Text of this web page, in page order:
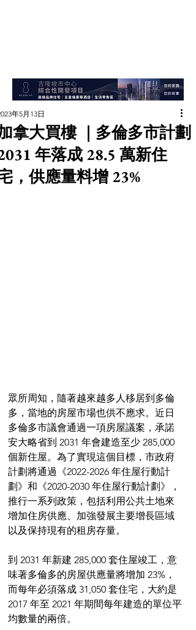
拿大買樓 ｜多倫多市計劃
年落成 28.5 萬新住
，供應量料增 23%
年5月13日
眾所周知，隨著越來越多人移居到多倫
多，當地的房屋市場也供不應求。近日
多倫多市議會通過一項房屋議案，承諾
安大略省到 2031 年會建造至少 285,000
個新住屋。為了實現這個目標，市政府
計劃將通過《2022-2026 年住屋行動計
劃》和《2020-2030 年住屋行動計劃》，
推行一系列政策，包括利用公共土地來
增加住房供應、加強發展主要增長區域
以及保持現有的租房存量。
到 2031 年新建 285,000 套住屋竣工，意
味著多倫多的房屋供應量將增加 23%，
而每年必須落成 31,050 套住宅，大約是
2017 年至 2021 年期間每年建造的單位平
均數量的兩倍。